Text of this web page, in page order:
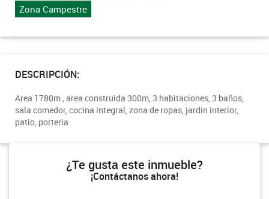
Zona Campestre
DESCRIPCIÓN:
Area 1780m , area construida 300m, 3 habitaciones, 3 baños,
sala comedor, cocina integral, zona de ropas, jardin interior,
patio, porteria
¿Te gusta este inmueble?
¡Contáctanos ahora!